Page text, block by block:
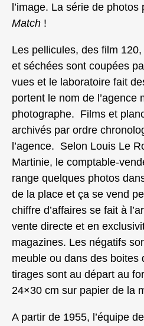
l’image. La série de photos
Match !
Les pellicules, des film
et séchées sont coupées
vues et le laboratoire fait
portent le nom de l’agence
photographe. Films et
archivés par ordre
l’agence. Selon Louis Le
Martinie, le comptable-
range quelques photos
de la place et ça se vend
chiffre d’affaires se fait à
vente directe et en
magazines. Les négatifs
meuble ou dans des boites
tirages sont au départ au
24×30 cm sur papier de la
A partir de 1955, l’équipe